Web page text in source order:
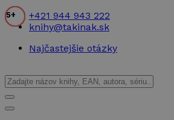
+421 944 943 222
knihy@takinak.sk
Najčastejšie otázky
4+
7+
8+
6+
4+
3+
2+
6+
7+
6+
5+
6+
5+